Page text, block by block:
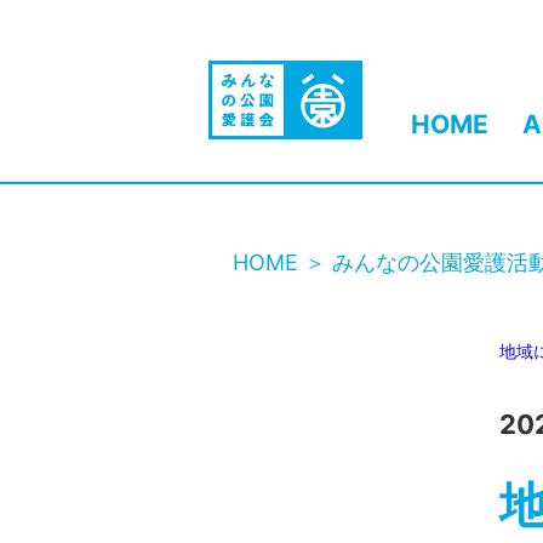
HOME
HOME みんなの公園愛護活
地域